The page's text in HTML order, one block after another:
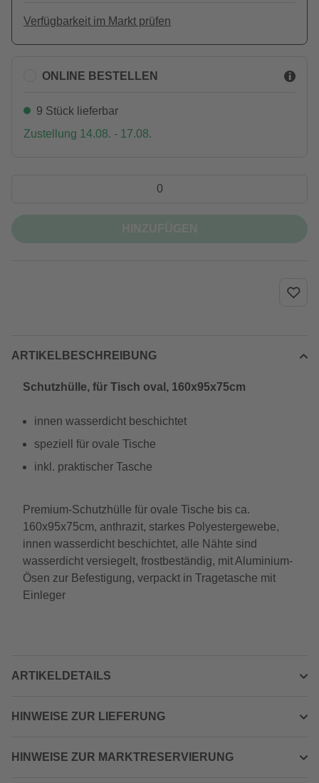
Verfügbarkeit im Markt prüfen
ONLINE BESTELLEN
9 Stück lieferbar
Zustellung 14.08. - 17.08.
ARTIKELBESCHREIBUNG
Schutzhülle, für Tisch oval, 160x95x75cm
innen wasserdicht beschichtet
speziell für ovale Tische
inkl. praktischer Tasche
Premium-Schutzhülle für ovale Tische bis ca.
160x95x75cm, anthrazit, starkes Polyestergewebe,
innen wasserdicht beschichtet, alle Nähte sind
wasserdicht versiegelt, frostbeständig, mit Aluminium-
Ösen zur Befestigung, verpackt in Tragetasche mit
Einleger
ARTIKELDETAILS
HINWEISE ZUR LIEFERUNG
HINWEISE ZUR MARKTRESERVIERUNG